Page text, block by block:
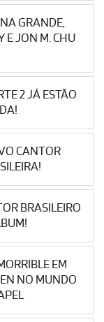
GRANDE,
E JON M. CHU
2 JÁ ESTÃO
CANTOR
BRASILEIRO
EM
NO MUNDO